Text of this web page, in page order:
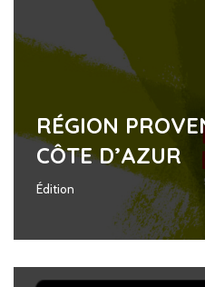
RÉGION
CÔTE D’AZUR
Édition